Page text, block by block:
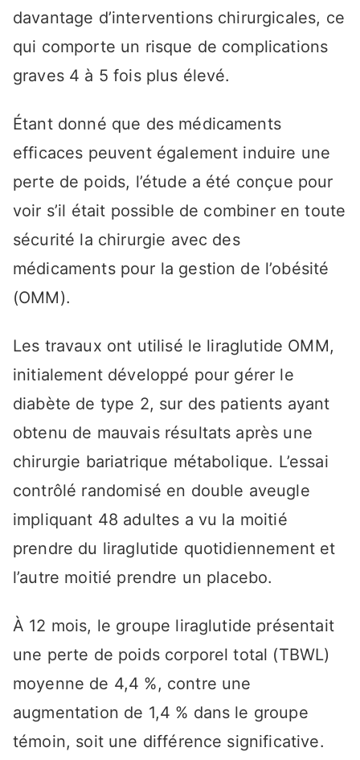
davantage d’interventions chirurgicales, ce
qui comporte un risque de complications
graves 4 à 5 fois plus élevé.
Étant donné que des médicaments
efficaces peuvent également induire une
perte de poids, l’étude a été conçue pour
voir s’il était possible de combiner en toute
sécurité la chirurgie avec des
médicaments pour la gestion de l’obésité
(OMM).
Les travaux ont utilisé le liraglutide OMM,
initialement développé pour gérer le
diabète de type 2, sur des patients ayant
obtenu de mauvais résultats après une
chirurgie bariatrique métabolique. L’essai
contrôlé randomisé en double aveugle
impliquant 48 adultes a vu la moitié
prendre du liraglutide quotidiennement et
l’autre moitié prendre un placebo.
À 12 mois, le groupe liraglutide présentait
une perte de poids corporel total (TBWL)
moyenne de 4,4 %, contre une
augmentation de 1,4 % dans le groupe
témoin, soit une différence significative.